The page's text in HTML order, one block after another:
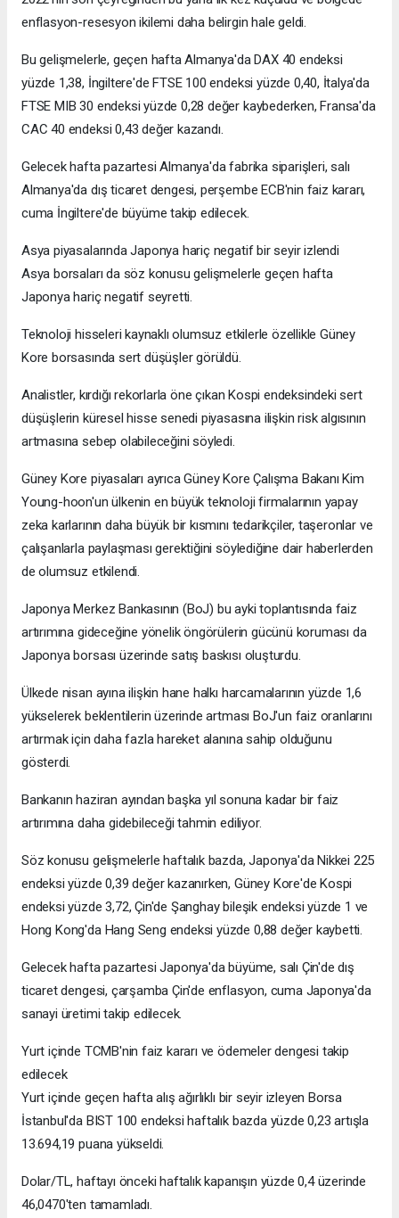
enflasyon-resesyon ikilemi daha belirgin hale geldi.
Bu gelişmelerle, geçen hafta Almanya'da DAX 40 endeksi
yüzde 1,38, İngiltere'de FTSE 100 endeksi yüzde 0,40, İtalya'da
FTSE MIB 30 endeksi yüzde 0,28 değer kaybederken, Fransa'da
CAC 40 endeksi 0,43 değer kazandı.
Gelecek hafta pazartesi Almanya'da fabrika siparişleri, salı
Almanya'da dış ticaret dengesi, perşembe ECB'nin faiz kararı,
cuma İngiltere'de büyüme takip edilecek.
Asya piyasalarında Japonya hariç negatif bir seyir izlendi
Asya borsaları da söz konusu gelişmelerle geçen hafta
Japonya hariç negatif seyretti.
Teknoloji hisseleri kaynaklı olumsuz etkilerle özellikle Güney
Kore borsasında sert düşüşler görüldü.
Analistler, kırdığı rekorlarla öne çıkan Kospi endeksindeki sert
düşüşlerin küresel hisse senedi piyasasına ilişkin risk algısının
artmasına sebep olabileceğini söyledi.
Güney Kore piyasaları ayrıca Güney Kore Çalışma Bakanı Kim
Young-hoon'un ülkenin en büyük teknoloji firmalarının yapay
zeka karlarının daha büyük bir kısmını tedarikçiler, taşeronlar ve
çalışanlarla paylaşması gerektiğini söylediğine dair haberlerden
de olumsuz etkilendi.
Japonya Merkez Bankasının (BoJ) bu ayki toplantısında faiz
artırımına gideceğine yönelik öngörülerin gücünü koruması da
Japonya borsası üzerinde satış baskısı oluşturdu.
Ülkede nisan ayına ilişkin hane halkı harcamalarının yüzde 1,6
yükselerek beklentilerin üzerinde artması BoJ'un faiz oranlarını
artırmak için daha fazla hareket alanına sahip olduğunu
gösterdi.
Bankanın haziran ayından başka yıl sonuna kadar bir faiz
artırımına daha gidebileceği tahmin ediliyor.
Söz konusu gelişmelerle haftalık bazda, Japonya'da Nikkei 225
endeksi yüzde 0,39 değer kazanırken, Güney Kore'de Kospi
endeksi yüzde 3,72, Çin'de Şanghay bileşik endeksi yüzde 1 ve
Hong Kong'da Hang Seng endeksi yüzde 0,88 değer kaybetti.
Gelecek hafta pazartesi Japonya'da büyüme, salı Çin'de dış
ticaret dengesi, çarşamba Çin'de enflasyon, cuma Japonya'da
sanayi üretimi takip edilecek.
Yurt içinde TCMB'nin faiz kararı ve ödemeler dengesi takip
edilecek
Yurt içinde geçen hafta alış ağırlıklı bir seyir izleyen Borsa
İstanbul'da BIST 100 endeksi haftalık bazda yüzde 0,23 artışla
13.694,19 puana yükseldi.
Dolar/TL, haftayı önceki haftalık kapanışın yüzde 0,4 üzerinde
46,0470'ten tamamladı.